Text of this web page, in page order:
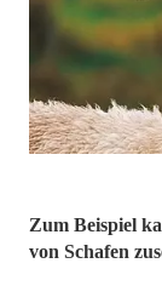
Zum Beispiel
von Schafen